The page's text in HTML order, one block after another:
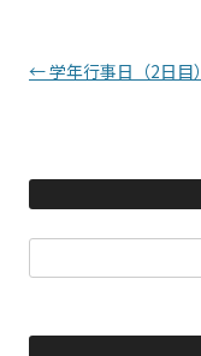
投稿ナビゲーション
←学年行事日（2日目）
索: